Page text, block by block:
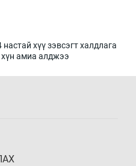
хүү зэвсэгт халдлага
амиа алджээ